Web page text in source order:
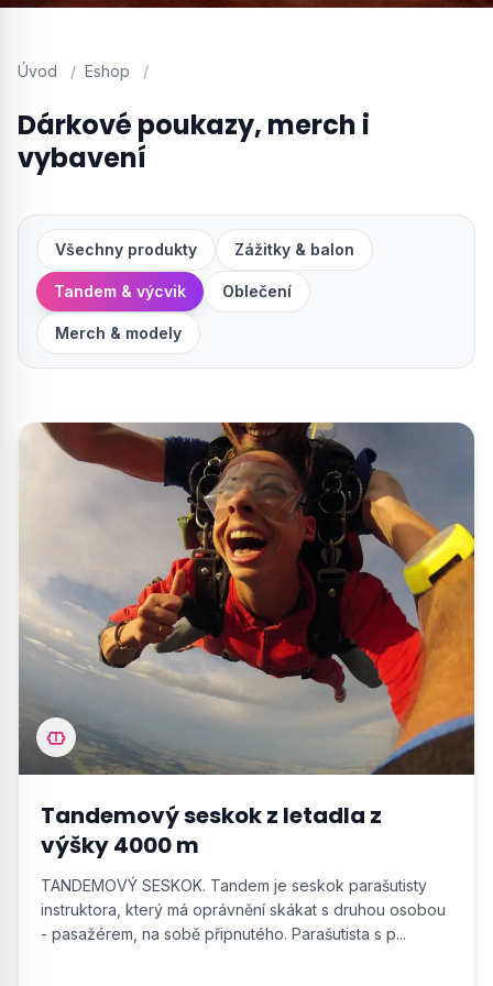
Úvod / Eshop /
Dárkové poukazy, merch i
vybavení
Všechny produkty Zážitky & balon
Tandem & výcvik Oblečení
Merch & modely
Tandemový seskok z letadla z
výšky 4000 m
TANDEMOVÝ SESKOK. Tandem je seskok parašutisty
instruktora, který má oprávnění skákat s druhou osobou
- pasažérem, na sobě připnutého. Parašutista s p...